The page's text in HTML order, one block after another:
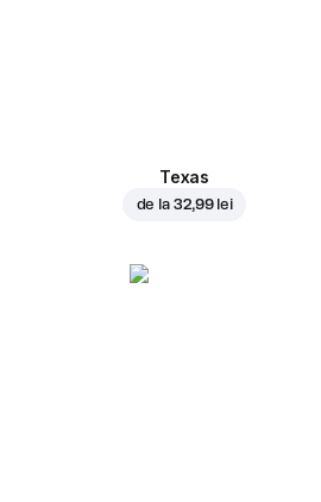
Texas
de la 32,99 lei